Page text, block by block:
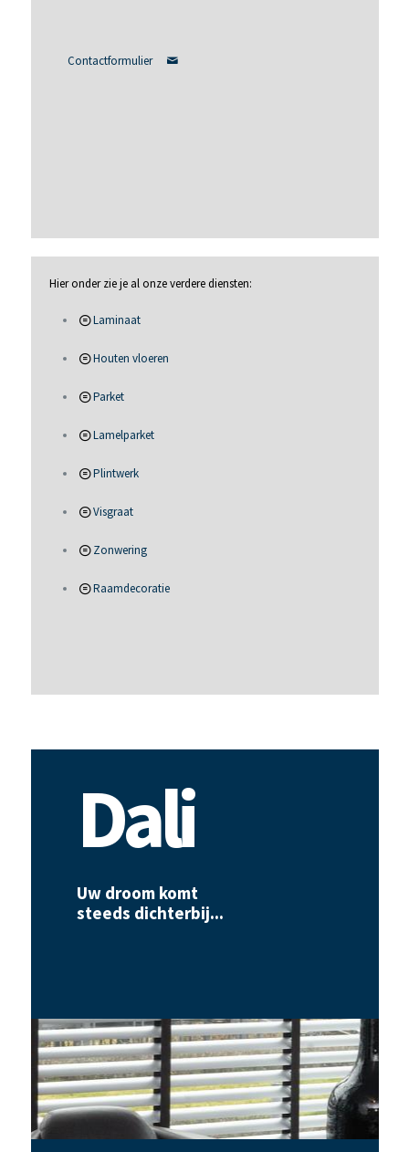
Contactformulier
Hier onder zie je al onze verdere diensten:
Laminaat
Houten vloeren
Parket
Lamelparket
Plintwerk
Visgraat
Zonwering
Raamdecoratie
Dali
Uw droom komt
steeds dichterbij...